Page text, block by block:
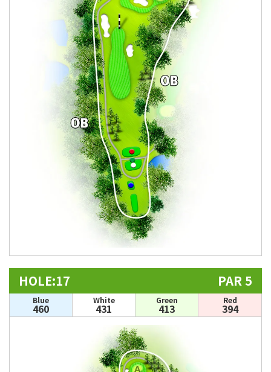
HOLE:17 PAR 5
Blue
460
White
431
Green
413
Red
394